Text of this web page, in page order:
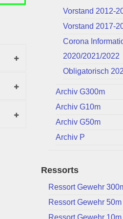
Vorstand 2012-
Vorstand 2017-
Corona
2020/2021/2022
Obligatorisch
Archiv G300m
Archiv G10m
Archiv G50m
Archiv P
Ressorts
Ressort Gewehr
Ressort Gewehr 50m
Ressort Gewehr 10m